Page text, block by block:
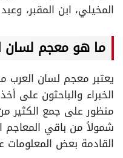
المخيلي، ابن المقبر،
ما هو معجم لسان
يعتبر معجم لسان
الخبراء والباحثون على
منظور على جمع الكثير
شمولاً من باقي المعاجم
القادمة بعض المعلومات